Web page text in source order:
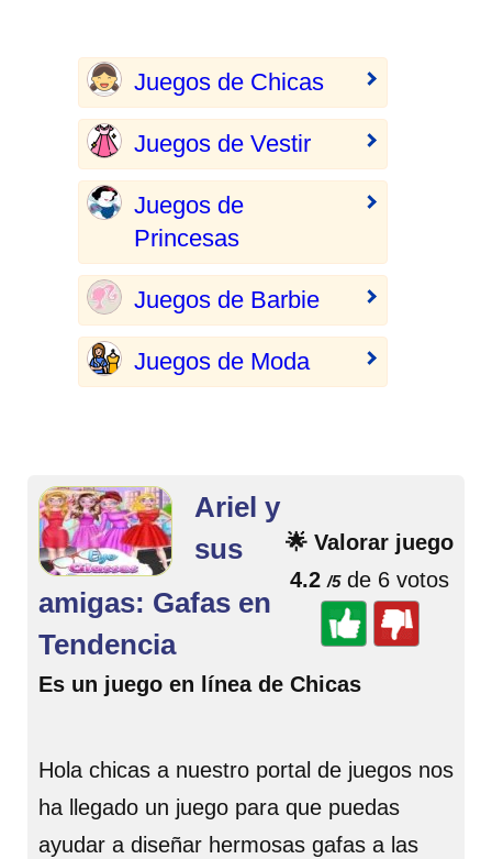
Juegos de Chicas
Juegos de Vestir
Juegos de
Princesas
Juegos de Barbie
Juegos de Moda
🌟 Valorar juego
4.2 /5de 6 votos
Ariel y
sus
amigas: Gafas en
Tendencia
Es un juego en línea de Chicas
Hola chicas a nuestro portal de juegos nos
ha llegado un juego para que puedas
ayudar a diseñar hermosas gafas a las